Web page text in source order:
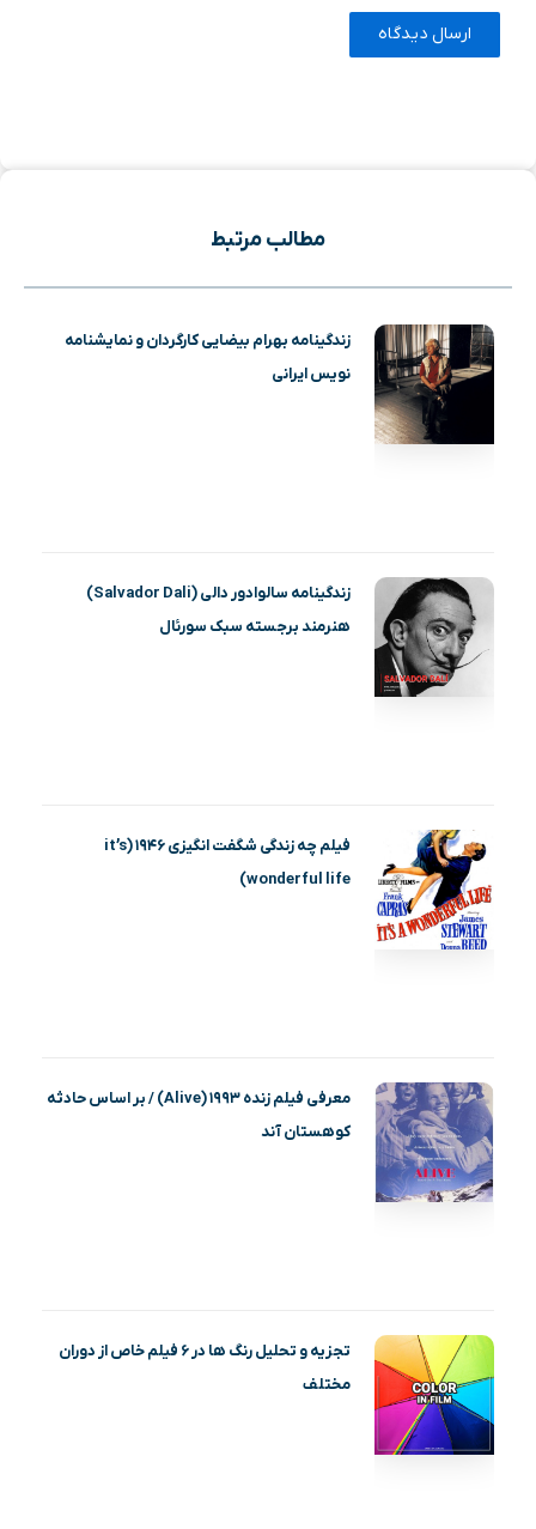
مطالب مرتبط
زندگینامه بهرام بیضایی کارگردان و نمایشنامه
نویس ایرانی
زندگینامه سالوادور دالی (Salvador Dali)
هنرمند برجسته سبک سورئال
فیلم چه زندگی شگفت انگیزی ۱۹۴۶ (it’s
wonderful life)
معرفی فیلم زنده ۱۹۹۳ (Alive) / بر اساس حادثه
کوهستان آند
تجزیه و تحلیل رنگ ها در ۶ فیلم خاص از دوران
مختلف